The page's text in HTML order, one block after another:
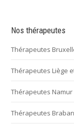
Nos thérapeutes
Thérapeutes
Thérapeutes Liège
Thérapeutes
Thérapeutes